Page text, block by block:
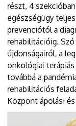
részt, 4
egészségügy
prevenciótól a
rehabilitációig.
újdonságairól, a
onkológiai
továbbá a
rehabilitációs
Központ ápolási